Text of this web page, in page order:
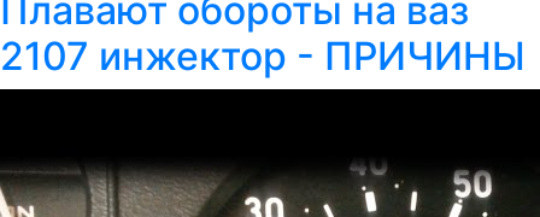
Плавают обороты на ваз
2107 инжектор - ПРИЧИНЫ